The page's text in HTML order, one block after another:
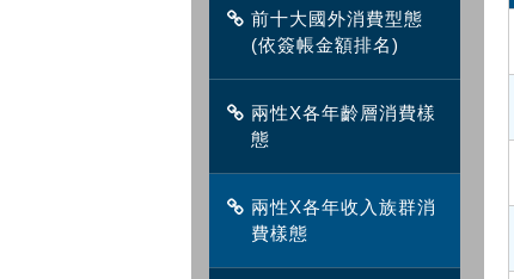
前十大國外消費型態
(依簽帳金額排名)
兩性X各年齡層消費樣
態
兩性X各年收入族群消
費樣態